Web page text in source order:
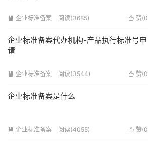
 赞(0
 企业标准备案 阅读(3685)
企业标准备案代办机构-产品执行标准号申
请
 赞(0
 企业标准备案 阅读(3544)
企业标准备案是什么
 赞(0
 企业标准备案 阅读(4055)